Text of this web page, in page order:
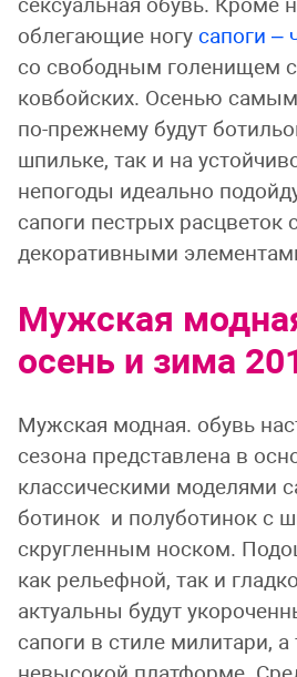
сексуальная обувь. Кроме
облегающие ногу сапоги –
со свободным голенищем
ковбойских. Осенью
по-прежнему будут
шпильке, так и на
непогоды идеально
сапоги пестрых расцветок
декоративными
Мужская
осень и зима
Мужская модная. обувь
сезона представлена в
классическими моделями
ботинок и полуботинок с
скругленным носком.
как рельефной, так и
актуальны будут
сапоги в стиле милитари,